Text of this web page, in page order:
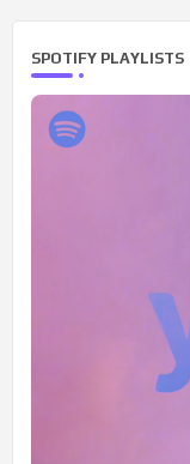
SPOTIFY PLAYLISTS